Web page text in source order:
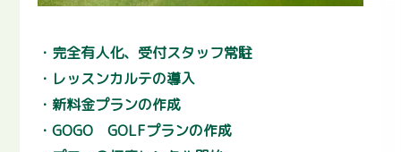
完全有人化、受付スタッフ常駐
レッスンカルテの導入
新料金プランの作成
GOGO GOLFプランの作成